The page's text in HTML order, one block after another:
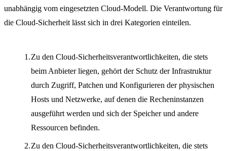
unabhängig vom eingesetzten Cloud-Modell. Die Verantwortung für
die Cloud-Sicherheit lässt sich in drei Kategorien einteilen.
Zu den Cloud-Sicherheitsverantwortlichkeiten, die stets
beim Anbieter liegen, gehört der Schutz der Infrastruktur
durch Zugriff, Patchen und Konfigurieren der physischen
Hosts und Netzwerke, auf denen die Recheninstanzen
ausgeführt werden und sich der Speicher und andere
Ressourcen befinden.
Zu den Cloud-Sicherheitsverantwortlichkeiten, die stets